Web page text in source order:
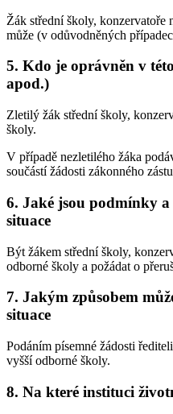
Žák střední školy, konzervatoře
může (v odůvodněných
5. Kdo je oprávněn v
apod.)
Zletilý žák střední školy,
školy.
V případě nezletilého žáka
součástí žádosti zákonného
6. Jaké jsou podmínky
situace
Být žákem střední školy,
odborné školy a požádat o
7. Jakým způsobem
situace
Podáním písemné žádosti
vyšší odborné školy.
8. Na které instituci